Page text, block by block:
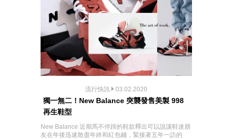
流行快訊 03.02.2020
獨一無二！New Balance 突襲發售美製 998
再生鞋型
New Balance 近期馬不停蹄的鞋款釋出可以說讓鞋迷朋
友在年後迅速散盡年終和紅包錢，緊接著五年一訪的